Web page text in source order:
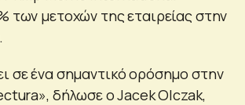
των μετοχών της εταιρείας στην
σε ένα σημαντικό ορόσημο στην
δήλωσε ο Jacek Olczak,